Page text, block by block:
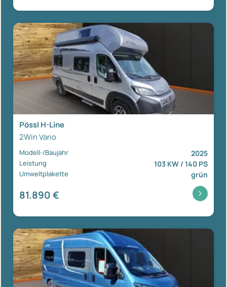
Pössl H-Line
2Win Vario
Modell-/Baujahr 2025
Leistung 103 KW / 140 PS
Umweltplakette grün
81.890 €